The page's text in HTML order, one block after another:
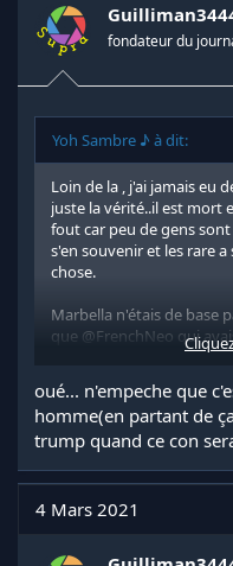
n
s
:
fondateur du
Yoh Sambre ♪ à dit:
Loin de la , j'ai jamais eu
juste la vérité..il est mort
fout car peu de gens
s'en souvenir et les rare
chose.
Marbella n'étais de base
que @FrenchNeo qui
mort est juste un retour
mais cé comme ça.
oué... n'empeche que
homme(en partant de
trump quand ce con
4 Mars 2021